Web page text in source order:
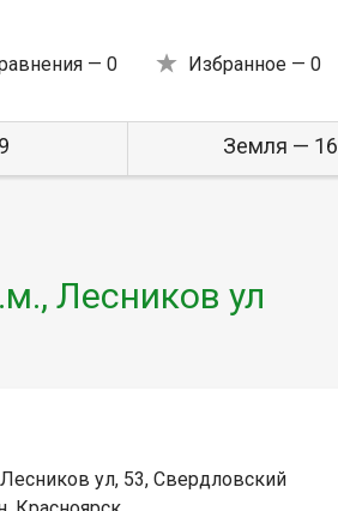
— 0 Избранное — 0
Земля — 16
Лесников ул
ул, 53, Свердловский